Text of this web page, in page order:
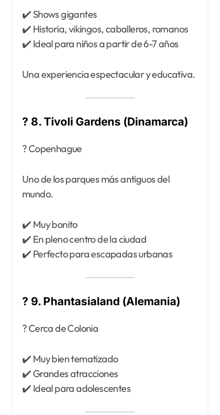
✔️ Shows gigantes
✔️ Historia, vikingos, caballeros, romanos
✔️ Ideal para niños a partir de 6-7 años
Una experiencia espectacular y educativa.
? 8. Tivoli Gardens (Dinamarca)
? Copenhague
Uno de los parques más antiguos del
mundo.
✔️ Muy bonito
✔️ En pleno centro de la ciudad
✔️ Perfecto para escapadas urbanas
? 9. Phantasialand (Alemania)
? Cerca de Colonia
✔️ Muy bien tematizado
✔️ Grandes atracciones
✔️ Ideal para adolescentes